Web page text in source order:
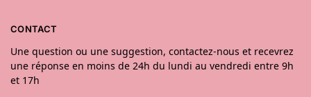
CONTACT
Une question ou une suggestion, contactez-nous et recevrez
une réponse en moins de 24h du lundi au vendredi entre 9h
et 17h